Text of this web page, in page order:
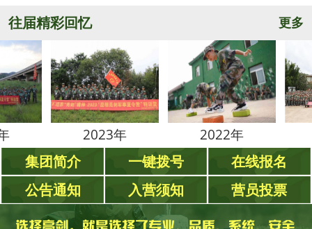
往届精彩回忆 更多
2023年 2022年
集团简介 一键拨号
在线报名
公告通知
入营须知 营员投票